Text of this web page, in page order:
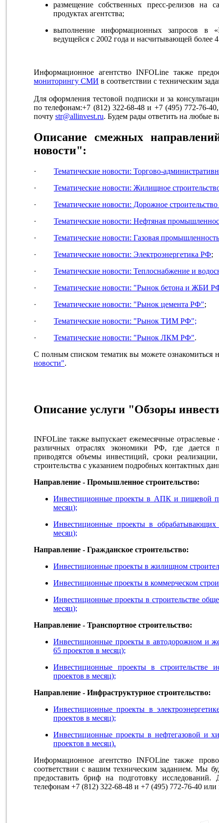
размещение собственных пресс-релизов
продуктах агентства;
выполнение информационных запросов в
ведущейся с 2002 года и насчитывающей более
Информационное агентство INFOLine также
мониторингу СМИ в соответствии с техническим
Для оформления тестовой подписки и за
по телефонам:+7 (812) 322-68-48 и +7 (495) 772-76-
почту str@allinvest.ru. Будем рады ответить на любые
Описание смежных
новости":
· Тематические новости: Торгово-
· Тематические новости: Жилищное
· Тематические новости: Дорожное
· Тематические новости: Нефтяная
· Тематические новости: Газовая
· Тематические новости: Электроэнергетика РФ;
· Тематические новости: Теплоснабжение и
· Тематические новости: "Рынок бетона и ЖБИ
· Тематические новости: "Рынок цемента РФ";
· Тематические новости: "Рынок ТИМ РФ";
· Тематические новости: "Рынок ЛКМ РФ".
С полным списком тематик вы можете ознакомиться
новости".
Описание услуги "Обзоры
INFOLine также выпускает ежемесячные
различных отраслях экономики РФ, где дается
приводятся объемы инвестиций, сроки
строительства с указанием подробных контактных
Направление - Промышленное строительство:
Инвестиционные проекты в АПК и пищевой
месяц);
Инвестиционные проекты в
месяц);
Направление - Гражданское строительство:
Инвестиционные проекты в жилищном
Инвестиционные проекты в коммерческом
Инвестиционные проекты в строительстве
месяц);
Направление - Транспортное строительство:
Инвестиционные проекты в автодорожном и
65 проектов в месяц);
Инвестиционные проекты в строительстве
проектов в месяц);
Направление - Инфраструктурное строительство:
Инвестиционные проекты в
проектов в месяц);
Инвестиционные проекты в нефтегазовой и
проектов в месяц).
Информационное агентство INFOLine также
соответствии с вашим техническим заданием. Мы
предоставить бриф на подготовку
телефонам +7 (812) 322-68-48 и +7 (495) 772-76-40